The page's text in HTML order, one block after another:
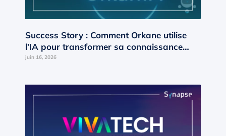
Success Story : Comment Orkane utilise
l’IA pour transformer sa connaissance
interne en moteur de croissance ?
juin 16, 2026